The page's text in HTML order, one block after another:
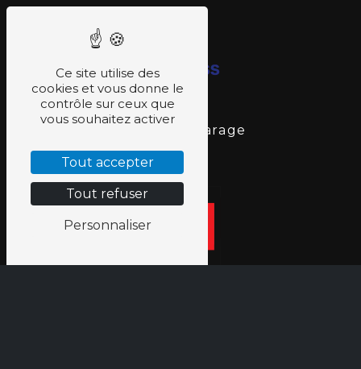
Portes de garage
Ce site utilise des
cookies et vous donne le
contrôle sur ceux que
vous souhaitez activer
Tout accepter
Tout refuser
Personnaliser